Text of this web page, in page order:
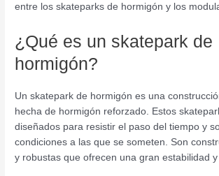
entre los skateparks de hormigón y los
¿Qué es un skatepark de
hormigón?
Un skatepark de hormigón es una
hecha de hormigón reforzado. Estos
diseñados para resistir el paso del tiempo y
condiciones a las que se someten. Son
y robustas que ofrecen una gran estabilidad y